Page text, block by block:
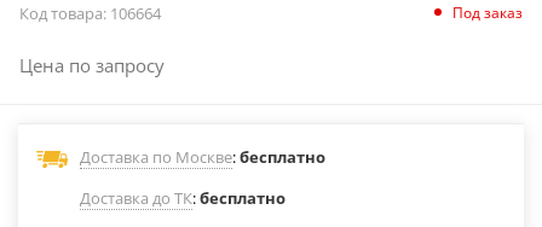
Код товара: 106664 Под заказ
Цена по запросу
Доставка по Москве:бесплатно
Доставка до ТК:бесплатно